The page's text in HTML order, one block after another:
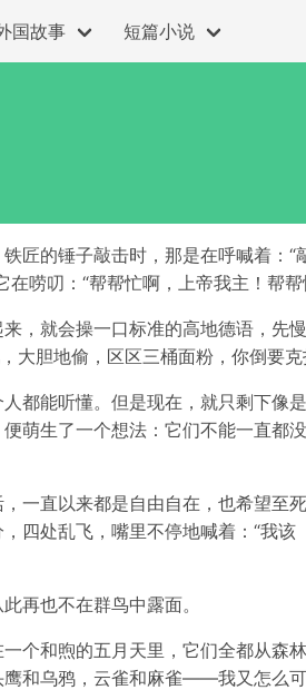
国故事 短篇小说
匠的锤子敲击时，那是在呼喊着：
唠叨：“帮帮忙啊，上帝我主！帮
，就会操一口标准的高地德语，先
大胆地偷，区区三桶面粉，你倒要
都能听懂。但是现在，就只剩下像
萌生了一个想法：它们不能一直都
一直以来都是自由自在，也希望至死
四处乱飞，嘴里不停地喊着：“我该
再也不在群鸟中露面。
个和煦的五月天里，它们全都从森林
鹰和乌鸦，云雀和麻雀——我又怎么可